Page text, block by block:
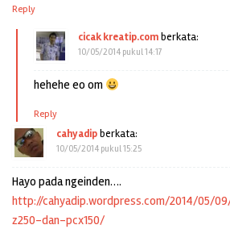
Reply
cicak kreatip.comberkata:
10/05/2014 pukul 14:17
hehehe eo om
Reply
cahyadipberkata:
10/05/2014 pukul 15:25
Hayo pada ngeinden….
http://cahyadip.wordpress.com/2014/05/
z250-dan-pcx150/